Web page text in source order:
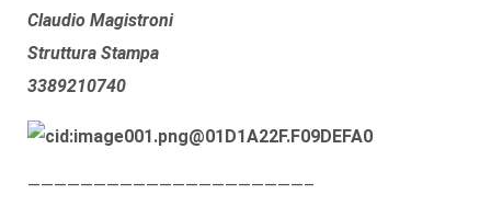
Claudio Magistroni
Struttura Stampa
3389210740
—————————————————————–